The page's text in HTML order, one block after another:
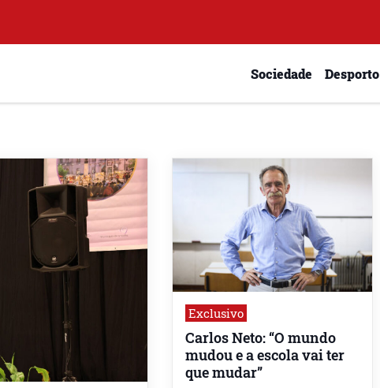
Sociedade Desporto
Exclusivo
Carlos Neto: “O mundo
mudou e a escola vai ter
que mudar”